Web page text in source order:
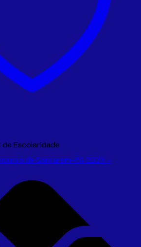
Escolaridade
de Santarém-PA 2023 –